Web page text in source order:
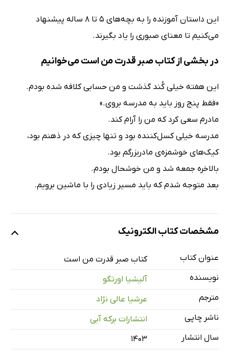
این داستان آموزنده را به بچه‌های 5 تا 8 ساله پیشنهاد
می‌کنیم تا معنای صبوری را یاد بگیرند.
در بخشی از کتاب صبر قدرت من است می‌خوانیم
این هفته خیلی کُند گذشت و من حسابی کلافه شده بودم.
«فقط پنج روز باید به مدرسه بروی.»
مادرم سعی کرد که من را آرام کند.
مدرسه خیلی کسل‌کننده بود و تنها چیزی که در ذهنم بود،
کیک‌های خوشمزه‌ی مادربزرگم بود.
بالاخره جمعه شد و من خوشحال بودم.
بعد متوجه شدم که باید مسیر زیادی را با ماشین برویم.
مشخصات کتاب الکترونیک
عنوان کتاب
کتاب صبر قدرت من است
نویسنده
آلیشیا اورتگو
مترجم
عرشیا عالی نژاد
ناشر چاپی
انتشارات برکه آبی
سال انتشار
۱۴۰۳